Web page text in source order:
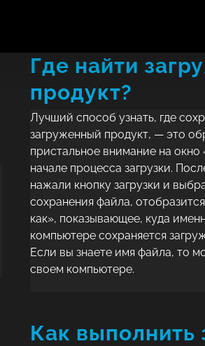
Где найти
продукт?
Лучший способ узнать, где
загруженный продукт, — это
пристальное внимание на окно
начале процесса загрузки.
нажали кнопку загрузки и
сохранения файла,
как», показывающее, куда
компьютере сохраняется
Если вы знаете имя файла, то
своем компьютере.
Как выполнить